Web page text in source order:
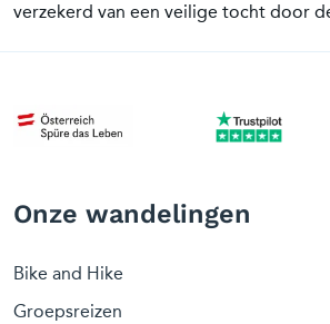
verzekerd van een veilige tocht door
Onze wandelingen
Bike and Hike
Groepsreizen